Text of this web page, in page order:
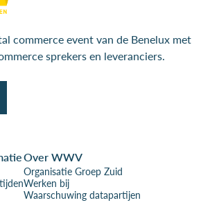
commerce event van de Benelux met
sprekers en leveranciers.
Over WWV
Organisatie Groep Zuid
Werken bij
Waarschuwing datapartijen